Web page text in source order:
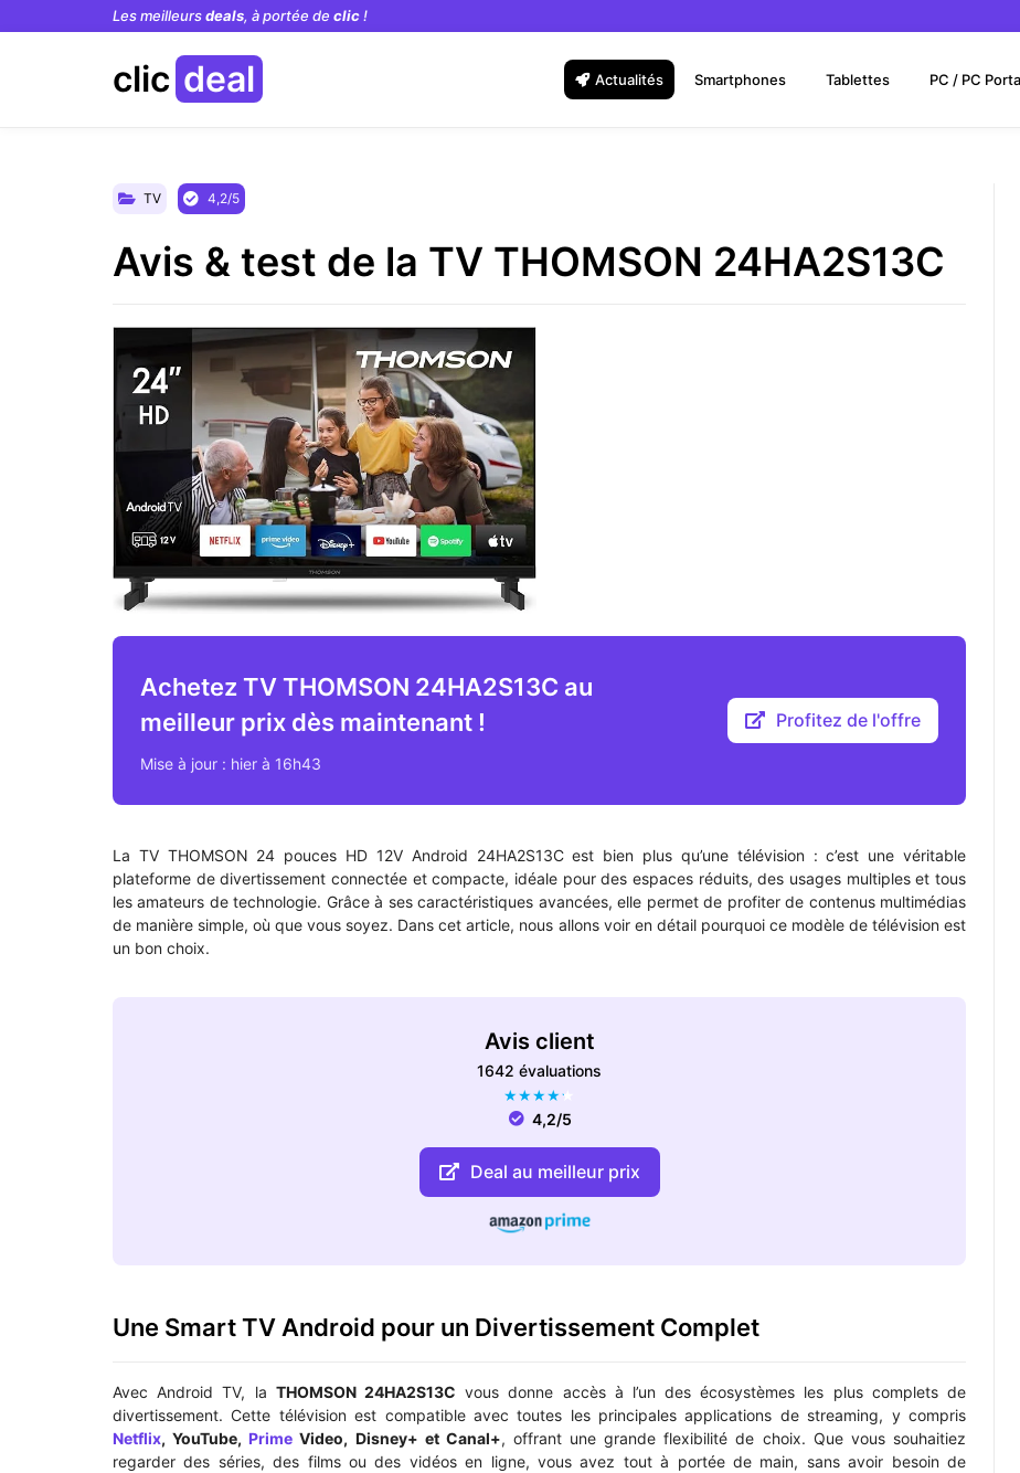
Les meilleursdeals, à portée de clic!
clic deal Actualités Smartphones Tablettes PC / PC
TV 4,2/5
Avis & test de la TV THOMSON 24HA2S13C
Achetez TV THOMSON 24HA2S13C au
meilleur prix dès maintenant !
Mise à jour : hier à 16h43
Profitez de l'offre
La TV THOMSON 24 pouces HD 12V Android 24HA2S13C est bien plus qu’une télévision : c’est une véritable
plateforme de divertissement connectée et compacte, idéale pour des espaces réduits, des usages multiples et tous
les amateurs de technologie. Grâce à ses caractéristiques avancées, elle permet de profiter de contenus multimédias
de manière simple, où que vous soyez. Dans cet article, nous allons voir en détail pourquoi ce modèle de télévision est
un bon choix.
Avis client
1642 évaluations
★★★★★
4,2/5
Deal au meilleur prix
Une Smart TV Android pour un Divertissement Complet
Avec Android TV, la THOMSON 24HA2S13C vous donne accès à l’un des écosystèmes les plus complets de
divertissement. Cette télévision est compatible avec toutes les principales applications de streaming, y compris
Netflix, YouTube,Prime Video, Disney+ et Canal+, offrant une grande flexibilité de choix. Que vous souhaitiez
regarder des séries, des films ou des vidéos en ligne, vous avez tout à portée de main, sans avoir besoin de